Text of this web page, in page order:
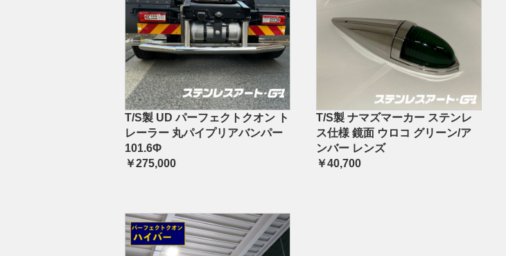
T/S製 UD パーフェクトクオン ト
レーラー 丸パイプリアバンパー
101.6Φ
￥275,000
T/S製 ナマズマーカー ステンレ
ス仕様 鏡面 ウロコ グリーン/ア
ンバー レンズ
￥40,700